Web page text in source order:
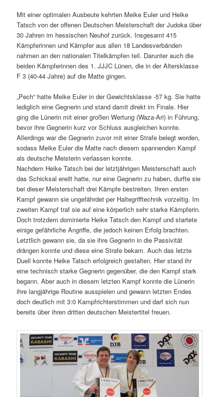
Mit einer optimalen Ausbeute kehrten Meike Euler und Heike
Tatsch von der offenen Deutschen Meisterschaft der Judoka über
30 Jahren im hessischen Neuhof zurück. Insgesamt 415
Kämpferinnen und Kämpfer aus allen 18 Landesverbänden
nahmen an den nationalen Titelkämpfen teil. Darunter auch die
beiden Kämpferinnen des 1. JJJC Lünen, die in der Altersklasse
F 3 (40-44 Jahre) auf die Matte gingen.
„Pech“ hatte Meike Euler in der Gewichtsklasse -57 kg. Sie hatte
lediglich eine Gegnerin und stand damit direkt im Finale. Hier
ging die Lünerin mit einer großen Wertung (Waza-Ari) in Führung,
bevor ihre Gegnerin kurz vor Schluss ausgleichen konnte.
Allerdings war die Gegnerin zuvor mit einer Strafe belegt worden,
sodass Meike Euler die Matte nach diesem spannenden Kampf
als deutsche Meisterin verlassen konnte.
Nachdem Heike Tatsch bei der letztjährigen Meisterschaft auch
das Schicksal ereilt hatte, nur eine Gegnerin zu haben, durfte sie
bei dieser Meisterschaft drei Kämpfe bestreiten. Ihren ersten
Kampf gewann sie ungefährdet per Haltegrifftechnik vorzeitig. Im
zweiten Kampf traf sie auf eine körperlich sehr starke Kämpferin.
Doch trotzdem dominierte Heike Tatsch den Kampf und startete
einige gefährliche Angriffe, die jedoch keinen Erfolg brachten.
Letztlich gewann sie, da sie ihre Gegnerin in die Passivität
drängen konnte und diese eine Strafe bekam. Auch das letzte
Duell konnte Heike Tatsch erfolgreich gestalten. Hier stand ihr
eine technisch starke Gegnerin gegenüber, die den Kampf stark
begann. Aber auch in diesem letzten Kampf konnte die Lünerin
ihre langjährige Routine ausspielen und gewann letzten Endes
doch deutlich mit 3:0 Kampfrichterstimmen und darf sich nun
bereits über ihren dritten deutschen Meistertitel freuen.